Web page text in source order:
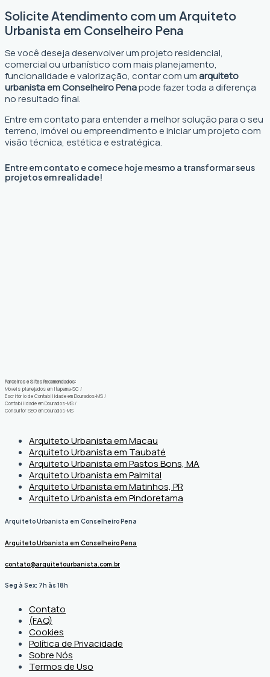
Solicite Atendimento com um Arquiteto
Urbanista em Conselheiro Pena
Se você deseja desenvolver um projeto residencial,
comercial ou urbanístico com mais planejamento,
funcionalidade e valorização, contar com umarquiteto
urbanista em Conselheiro Penapode fazer toda a diferença
no resultado final.
Entre em contato para entender a melhor solução para o seu
terreno, imóvel ou empreendimento e iniciar um projeto com
visão técnica, estética e estratégica.
Entre em contato e comece hoje mesmo a transformar seus
projetos em realidade!
Parceiros e Sites Recomendados:
Móveis planejados em Itapema-SC /
Escritório de Contabilidade em Dourados-MS /
Contabilidade em Dourados-MS /
Consultor SEO em Dourados-MS
Arquiteto Urbanista em Macau
Arquiteto Urbanista em Taubaté
Arquiteto Urbanista em Pastos Bons, MA
Arquiteto Urbanista em Palmital
Arquiteto Urbanista em Matinhos, PR
Arquiteto Urbanista em Pindoretama
Arquiteto Urbanista em Conselheiro Pena
Arquiteto Urbanista em Conselheiro Pena
contato@arquitetourbanista.com.br
Seg à Sex: 7h às 18h
Contato
(FAQ)
Cookies
Política de Privacidade
Sobre Nós
Termos de Uso